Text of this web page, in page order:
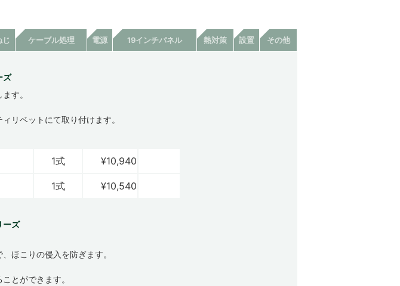
じ ケーブル処理 電源 19インチパネル 熱対策 設置 その他
ズ
す。
リベットにて取り付けます。
1式 ¥10,940
1式 ¥10,540
ーズ
ほこりの侵入を防ぎます。
とができます。